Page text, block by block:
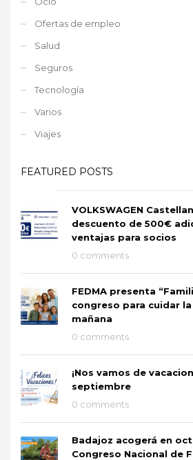
Ofertas de empleo
Salud
Seguros
Tecnología
Varios
Viajes
FEATURED POSTS
VOLKSWAGEN
descuento de 500€
ventajas para socios
0 comments
FEDMA presenta
congreso para cuidar
mañana
0 comments
¡Nos vamos de
septiembre
0 comments
Badajoz acogerá en
Congreso Nacional de